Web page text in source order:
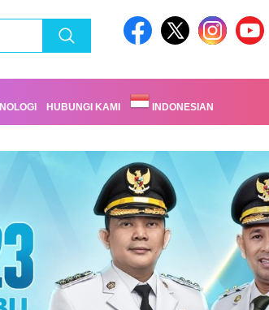
HUBUNGI KAMI INDONESIAN